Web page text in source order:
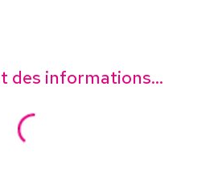
des informations...